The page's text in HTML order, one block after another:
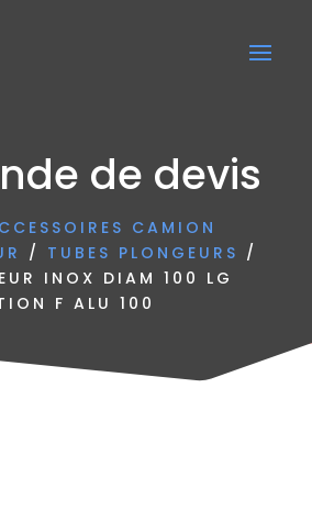
de devis
CAMION
/ TUBES PLONGEURS /
INOX DIAM 100 LG
F ALU 100